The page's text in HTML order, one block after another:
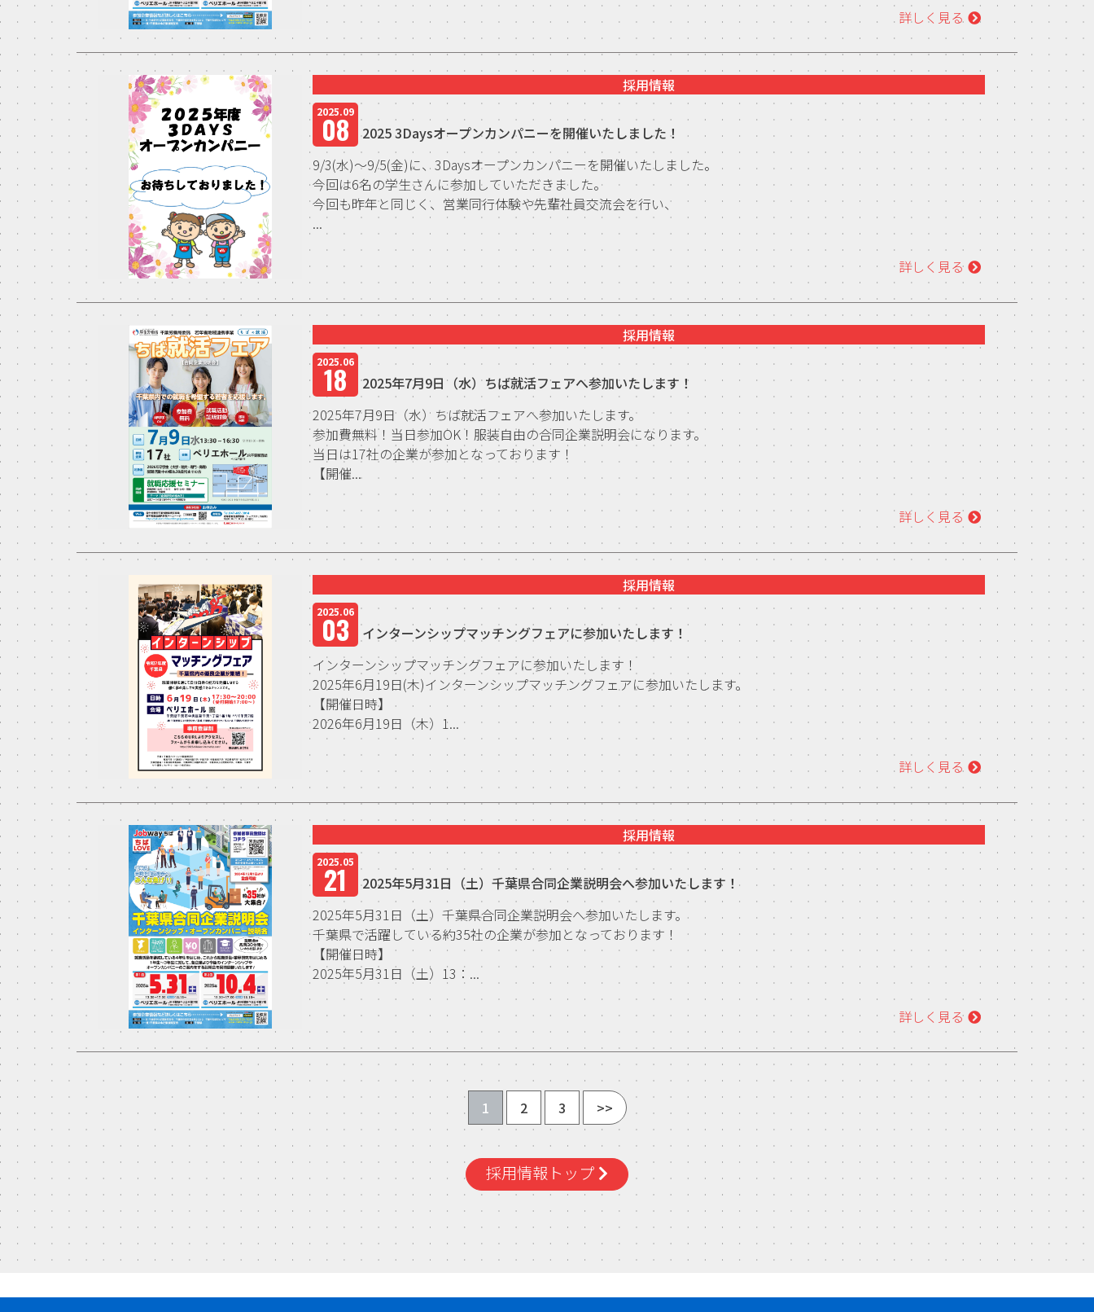
詳しく見る
採用情報
2025.09
08
2025 3Daysオープンカンパニーを開催いたしました！
9/3(水)～9/5(金)に、3Daysオープンカンパニーを開催いたしました。
今回は6名の学生さんに参加していただきました。
今回も昨年と同じく、営業同行体験や先輩社員交流会を行い、
...
詳しく見る
採用情報
2025.06
18
2025年7月9日（水）ちば就活フェアへ参加いたします！
2025年7月9日（水）ちば就活フェアへ参加いたします。
参加費無料！当日参加OK！服装自由の合同企業説明会になります。
当日は17社の企業が参加となっております！
【開催...
詳しく見る
採用情報
2025.06
03
インターンシップマッチングフェアに参加いたします！
インターンシップマッチングフェアに参加いたします！
2025年6月19日(木)インターンシップマッチングフェアに参加いたします。
【開催日時】
2026年6月19日（木）1...
詳しく見る
採用情報
2025.05
21
2025年5月31日（土）千葉県合同企業説明会へ参加いたします！
2025年5月31日（土）千葉県合同企業説明会へ参加いたします。
千葉県で活躍している約35社の企業が参加となっております！
【開催日時】
2025年5月31日（土）13：...
詳しく見る
1 2 3 >>
採用情報トップ